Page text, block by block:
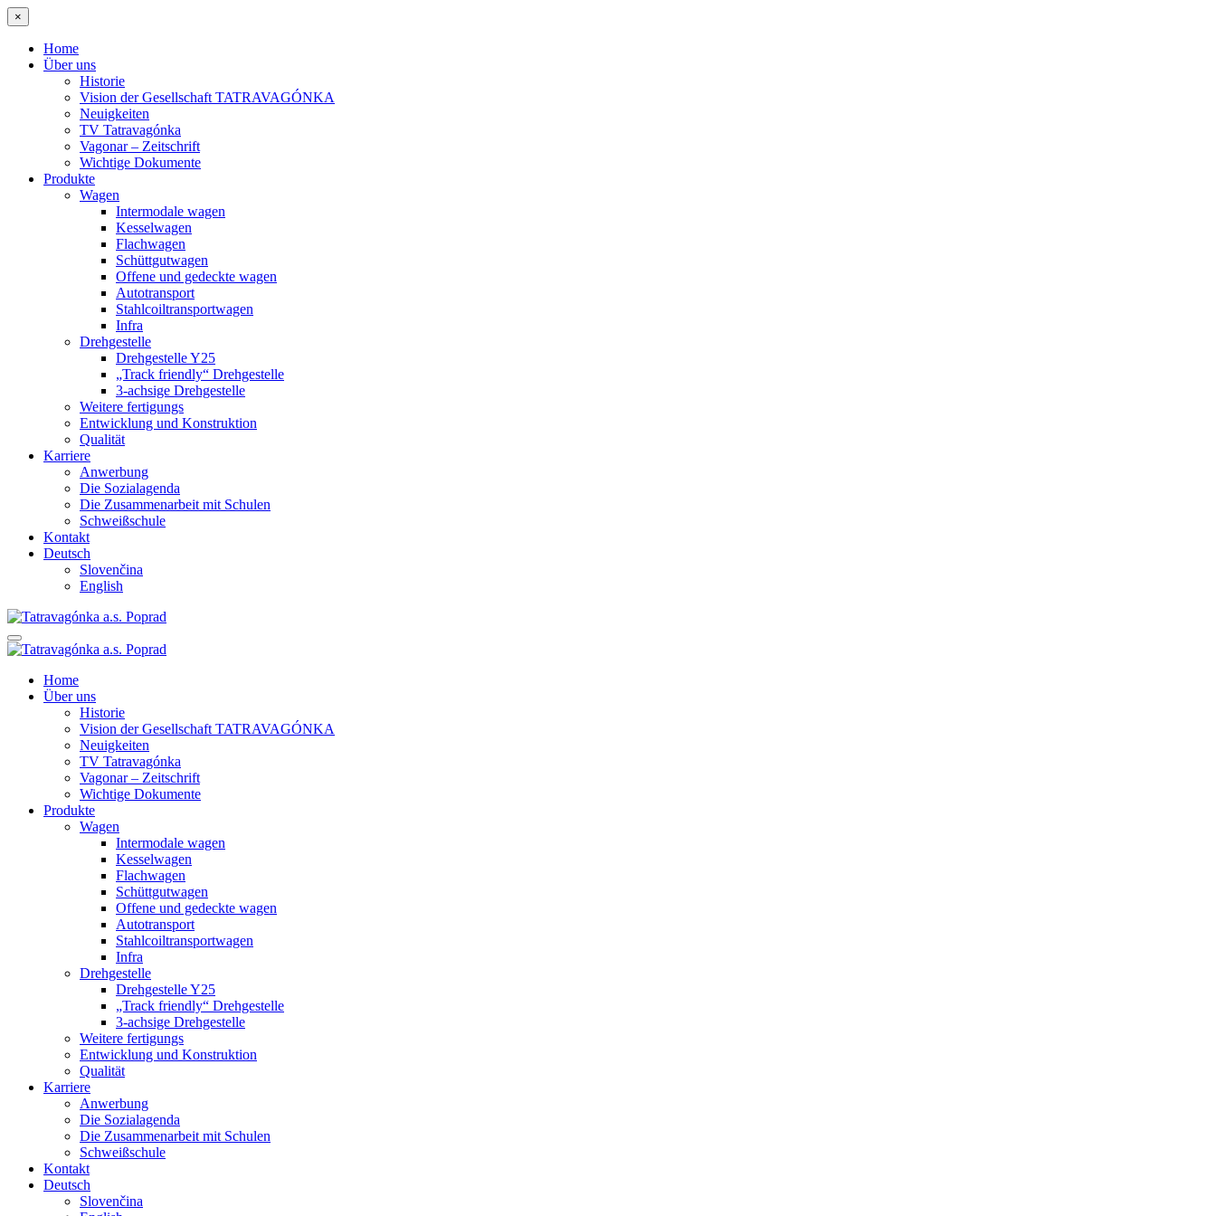
×
Home
Über uns
Historie
Vision der Gesellschaft TATRAVAGÓNKA
Neuigkeiten
TV Tatravagónka
Vagonar – Zeitschrift
Wichtige Dokumente
Produkte
Wagen
Intermodale wagen
Kesselwagen
Flachwagen
Schüttgutwagen
Offene und gedeckte wagen
Autotransport
Stahlcoiltransportwagen
Infra
Drehgestelle
Drehgestelle Y25
„Track friendly“ Drehgestelle
3-achsige Drehgestelle
Weitere fertigungs
Entwicklung und Konstruktion
Qualität
Karriere
Anwerbung
Die Sozialagenda
Die Zusammenarbeit mit Schulen
Schweißschule
Kontakt
Deutsch
Slovenčina
English
Home
Über uns
Historie
Vision der Gesellschaft TATRAVAGÓNKA
Neuigkeiten
TV Tatravagónka
Vagonar – Zeitschrift
Wichtige Dokumente
Produkte
Wagen
Intermodale wagen
Kesselwagen
Flachwagen
Schüttgutwagen
Offene und gedeckte wagen
Autotransport
Stahlcoiltransportwagen
Infra
Drehgestelle
Drehgestelle Y25
„Track friendly“ Drehgestelle
3-achsige Drehgestelle
Weitere fertigungs
Entwicklung und Konstruktion
Qualität
Karriere
Anwerbung
Die Sozialagenda
Die Zusammenarbeit mit Schulen
Schweißschule
Kontakt
Deutsch
Slovenčina